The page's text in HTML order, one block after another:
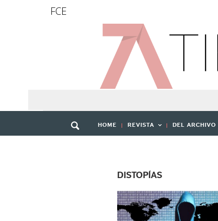
FCE
HOME REVISTA DEL ARCHIVO
DISTOPÍAS